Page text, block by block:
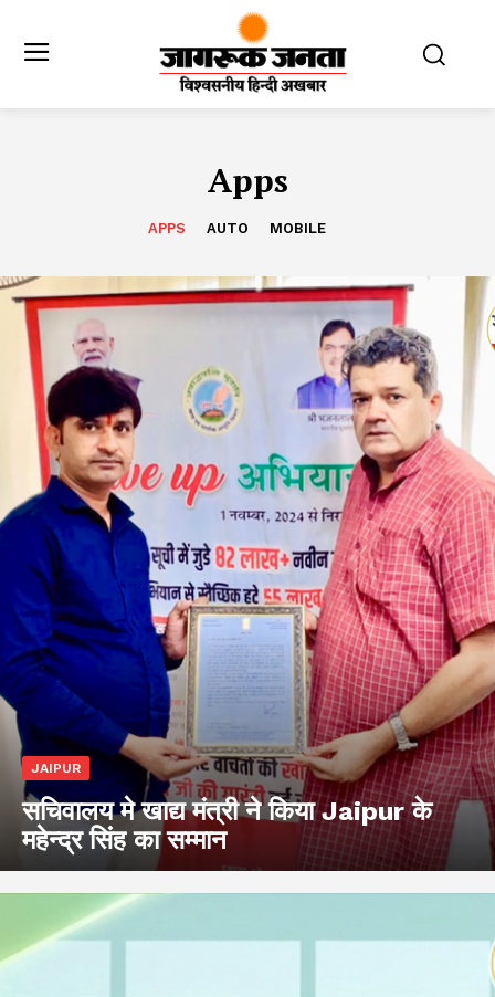
Apps
APPS AUTO MOBILE
JAIPUR
सचिवालय मे खाद्य मंत्री ने किया Jaipur के
महेन्द्र सिंह का सम्मान